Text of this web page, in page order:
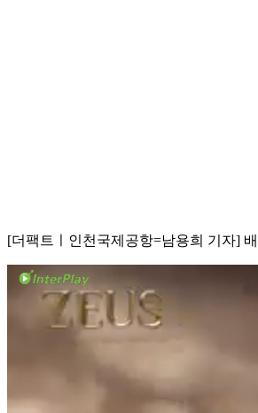
[더팩트ㅣ인천국제공항=남용희 기자]